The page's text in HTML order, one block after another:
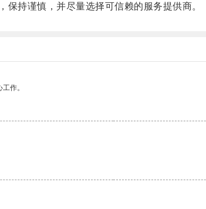
持谨慎，并尽量选择可信赖的服务提供商。
作。